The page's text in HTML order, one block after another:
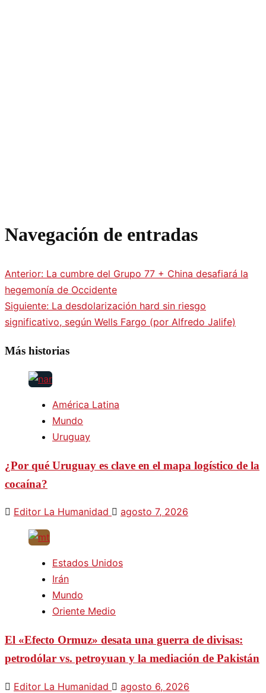
Navegación de entradas
Anterior: La cumbre del Grupo 77 + China desafiará la
hegemonía de Occidente
Siguiente: La desdolarización hard sin riesgo
significativo, según Wells Fargo (por Alfredo Jalife)
Más historias
América Latina
Mundo
Uruguay
¿Por qué Uruguay es clave en el mapa logístico de la
cocaína?
Editor La Humanidad agosto 7, 2026
Estados Unidos
Irán
Mundo
Oriente Medio
El «Efecto Ormuz» desata una guerra de divisas:
petrodólar vs. petroyuan y la mediación de Pakistán
Editor La Humanidad agosto 6, 2026